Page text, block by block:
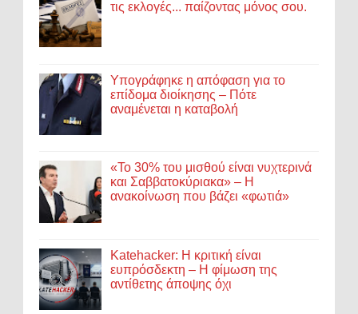
τις εκλογές... παίζοντας μόνος σου.
Υπογράφηκε η απόφαση για το
επίδομα διοίκησης – Πότε
αναμένεται η καταβολή
«Το 30% του μισθού είναι νυχτερινά
και Σαββατοκύριακα» – Η
ανακοίνωση που βάζει «φωτιά»
Katehacker: Η κριτική είναι
ευπρόσδεκτη – Η φίμωση της
αντίθετης άποψης όχι